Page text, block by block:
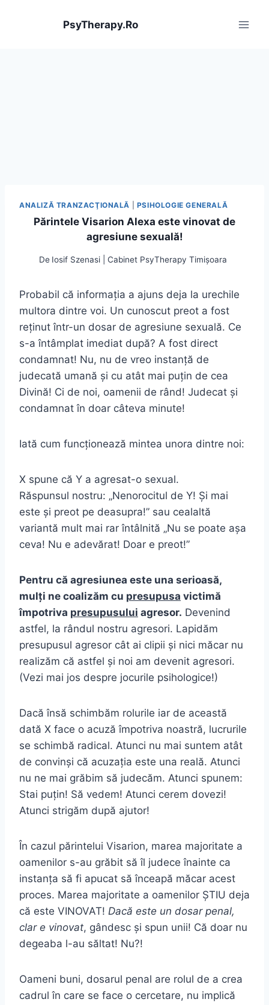
PsyTherapy.Ro
ANALIZĂ TRANZACŢIONALĂ PSIHOLOGIE GENERALĂ
Părintele Visarion Alexa este vinovat de
agresiune sexuală!
De Iosif Szenasi | Cabinet PsyTherapy Timișoara
Probabil că informația a ajuns deja la urechile
multora dintre voi. Un cunoscut preot a fost
reținut într-un dosar de agresiune sexuală. Ce
s-a întâmplat imediat după? A fost direct
condamnat! Nu, nu de vreo instanță de
judecată umană și cu atât mai puțin de cea
Divină! Ci de noi, oamenii de rând! Judecat și
condamnat în doar câteva minute!
Iată cum funcționează mintea unora dintre noi:
X spune că Y a agresat-o sexual.
Răspunsul nostru: „Nenorocitul de Y! Și mai
este și preot pe deasupra!” sau cealaltă
variantă mult mai rar întâlnită „Nu se poate așa
ceva! Nu e adevărat! Doar e preot!”
Pentru că agresiunea este una serioasă,
mulți ne coalizăm cu presupusa victimă
împotriva presupusului agresor. Devenind
astfel, la rândul nostru agresori. Lapidăm
presupusul agresor cât ai clipii și nici măcar nu
realizăm că astfel și noi am devenit agresori.
(Vezi mai jos despre jocurile psihologice!)
Dacă însă schimbăm rolurile iar de această
dată X face o acuză împotriva noastră, lucrurile
se schimbă radical. Atunci nu mai suntem atât
de convinși că acuzația este una reală. Atunci
nu ne mai grăbim să judecăm. Atunci spunem:
Stai puțin! Să vedem! Atunci cerem dovezi!
Atunci strigăm după ajutor!
În cazul părintelui Visarion, marea majoritate a
oamenilor s-au grăbit să îl judece înainte ca
instanța să fi apucat să înceapă măcar acest
proces. Marea majoritate a oamenilor ȘTIU deja
că este VINOVAT! Dacă este un dosar penal,
clar e vinovat, gândesc și spun unii! Că doar nu
degeaba l-au săltat! Nu?!
Oameni buni, dosarul penal are rolul de a crea
cadrul în care se face o cercetare, nu implică